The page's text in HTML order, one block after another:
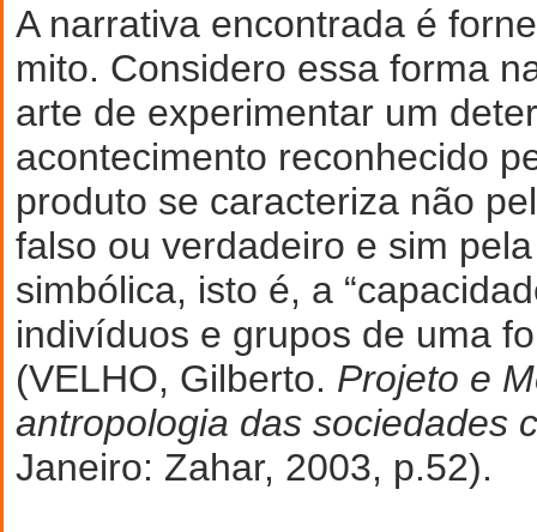
A narrativa encontrada é
mito. Considero essa forma
arte de experimentar um
acontecimento reconhecido
produto se caracteriza não
falso ou verdadeiro e sim
simbólica, isto é, a
indivíduos e grupos de uma
(VELHO, Gilberto. Projeto e
antropologia das sociedades
Janeiro: Zahar, 2003, p.52).